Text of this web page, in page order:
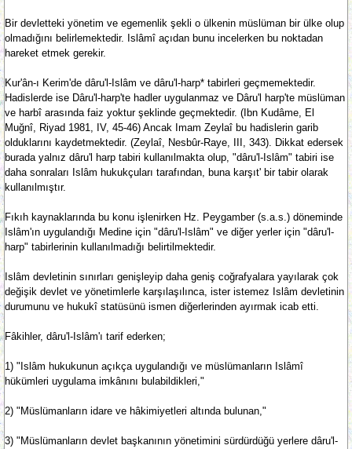
Bir devletteki yönetim ve egemenlik şekli o ülkenin müslüman bir ülke olup
olmadığını belirlemektedir. Islâmî açıdan bunu incelerken bu noktadan
hareket etmek gerekir.
Kur'ân-ı Kerim'de dâru'l-Islâm ve dâru'l-harp* tabirleri geçmemektedir.
Hadislerde ise Dâru'l-harp'te hadler uygulanmaz ve Dâru'l harp'te müslüman
ve harbî arasında faiz yoktur şeklinde geçmektedir. (Ibn Kudâme, El
Muğnî, Riyad 1981, IV, 45-46) Ancak Imam Zeylaî bu hadislerin garib
olduklarını kaydetmektedir. (Zeylaî, Nesbûr-Raye, III, 343). Dikkat edersek
burada yalnız dâru'l harp tabiri kullanılmakta olup, "dâru'l-Islâm" tabiri ise
daha sonraları Islâm hukukçuları tarafından, buna karşıt' bir tabir olarak
kullanılmıştır.
Fıkıh kaynaklarında bu konu işlenirken Hz. Peygamber (s.a.s.) döneminde
Islâm'ın uygulandığı Medine için "dâru'l-Islâm" ve diğer yerler için "dâru'l-
harp" tabirlerinin kullanılmadığı belirtilmektedir.
Islâm devletinin sınırları genişleyip daha geniş coğrafyalara yayılarak çok
değişik devlet ve yönetimlerle karşılaşılınca, ister istemez Islâm devletinin
durumunu ve hukukî statüsünü ismen diğerlerinden ayırmak icab etti.
Fâkihler, dâru'l-Islâm'ı tarif ederken;
1) "Islâm hukukunun açıkça uygulandığı ve müslümanların Islâmî
hükümleri uygulama imkânını bulabildikleri,"
2) "Müslümanların idare ve hâkimiyetleri altında bulunan,"
3) "Müslümanların devlet başkanının yönetimini sürdürdüğü yerlere dâru'l-